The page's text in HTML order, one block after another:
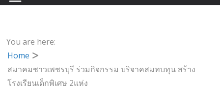
You are here:
Home
สมาคมชาวเพชรบุรี ร่วมกิจกรรม บริจาคสมทบทุน สร้าง
โรงเรียนเด็กพิเศษ 2แห่ง